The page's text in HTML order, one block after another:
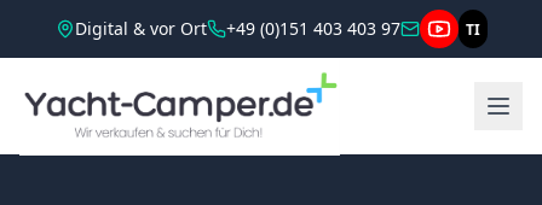
Digital & vor Ort +49 (0)151 403 403 97 TI